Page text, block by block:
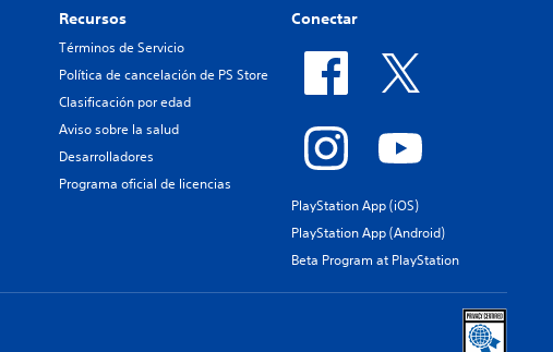
Recursos
Términos de Servicio
Política de cancelación de PS Store
Clasificación por edad
Aviso sobre la salud
Desarrolladores
Programa oficial de licencias
Conectar
PlayStation App (iOS)
PlayStation App (Android)
Beta Program at PlayStation